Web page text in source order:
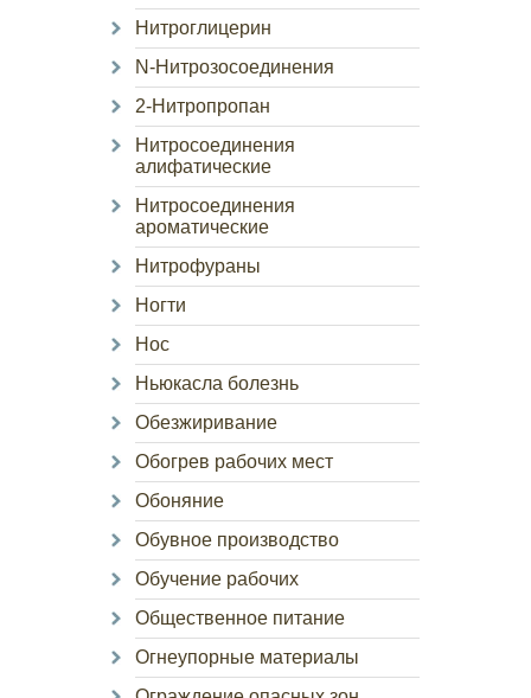
Нитроглицерин
N-Нитрозосоединения
2-Нитропропан
Нитросоединения
алифатические
Нитросоединения
ароматические
Нитрофураны
Ногти
Нос
Ньюкасла болезнь
Обезжиривание
Обогрев рабочих мест
Обоняние
Обувное производство
Обучение рабочих
Общественное питание
Огнеупорные материалы